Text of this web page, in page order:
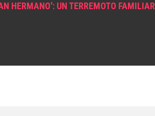
HERMANO': UN TERREMOTO FAMILIAR